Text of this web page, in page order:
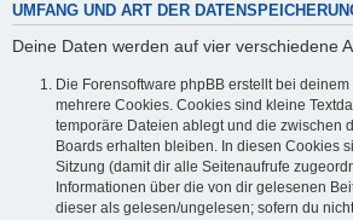
UMFANG UND ART DER
Deine Daten werden auf vier verschiedene
Die Forensoftware phpBB erstellt bei
mehrere Cookies. Cookies sind kleine
temporäre Dateien ablegt und die zwischen
Boards erhalten bleiben. In diesen Cookies
Sitzung (damit dir alle Seitenaufrufe
Informationen über die von dir gelesenen
dieser als gelesen/ungelesen; sofern du